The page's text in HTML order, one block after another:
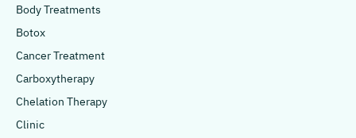
Body Treatments
Botox
Cancer Treatment
Carboxytherapy
Chelation Therapy
Clinic